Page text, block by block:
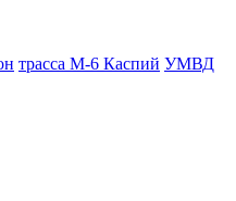
трасса М-6 Каспий УМВД